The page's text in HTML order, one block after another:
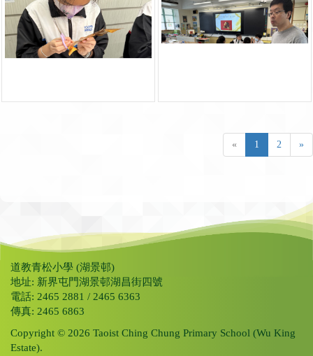
« 1 2 »
道教青松小學 (湖景邨)
地址: 新界屯門湖景邨湖昌街四號
電話: 2465 2881 / 2465 6363
傳真: 2465 6863
Copyright © 2026 Taoist Ching Chung Primary School (Wu King
Estate).